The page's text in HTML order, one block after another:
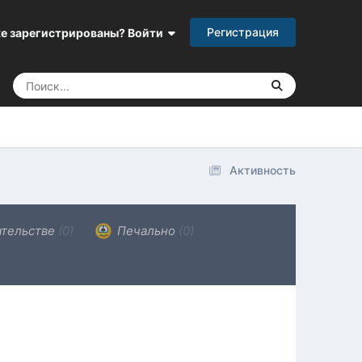
зарегистрированы? Войти Регистрация
Активность
(0) Печально (0)